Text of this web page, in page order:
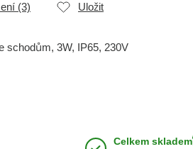
(3) Uložit
schodům, 3W, IP65, 230V
Celkem skladem